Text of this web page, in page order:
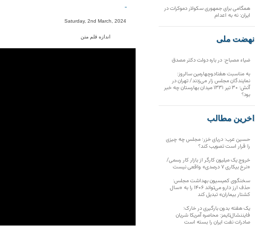
-
Saturday, 2nd March, 2024
اندازه قلم متن
همگامی برای جمهوری سکولار دموکرات در
ایران: نه به اعدام
نهضت ملی
ضیاء مصباح: در باره دولت دکتر مصدق
به مناسبت هفتادوچهارمین سالروز:
نمایندگان مجلس زار می‌زدند/ تهران در
آتش؛ ۳۰ تیر ۱۳۳۱ میدان بهارستان چه خبر
بود؟
آخرین مطالب
حسین عرب: دریای خزر؛ مجلس چه چیزی
را قرار است تصویب کند؟
خروج یک میلیون کارگر از بازار کار رسمی/
«نرخ بیکاری ۷ درصدی» واقعی نیست
سخنگوی کمیسیون بهداشت مجلس:
حذف ارز دارو می‌تواند ۱۴۰۶ را به «سال
کشتار بیماران» تبدیل کند
یک هفته بدون بارگیری در خارک؛
فایننشال‌تایمز: محاصره آمریکا شریان
صادرات نفت ایران را بسته است